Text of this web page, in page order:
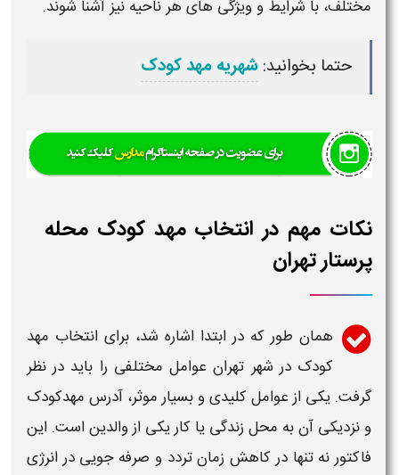
مختلف، با شرایط و ویژگی های هر ناحیه نیز آشنا شوند.
حتما بخوانید:شهریه مهد کودک
نکات مهم در انتخاب مهد کودک محله
پرستار تهران
همان طور که در ابتدا اشاره شد، برای انتخاب مهد
کودکدر شهر تهران عوامل مختلفی را باید در نظر
گرفت. یکی از عوامل کلیدی و بسیار موثر، آدرس مهدکودک
و نزدیکی آن به محل زندگی یا کار یکی از والدین است. این
فاکتور نه تنها در کاهش زمان تردد و صرفه جویی در انرژی